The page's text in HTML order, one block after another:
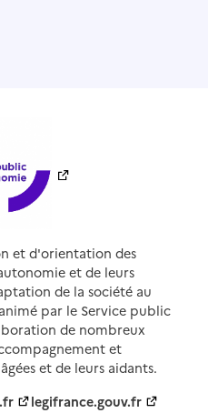
et d'orientation des
et de leurs
de la société au
par le Service public
de nombreux
et
et de leurs aidants.
legifrance.gouv.fr